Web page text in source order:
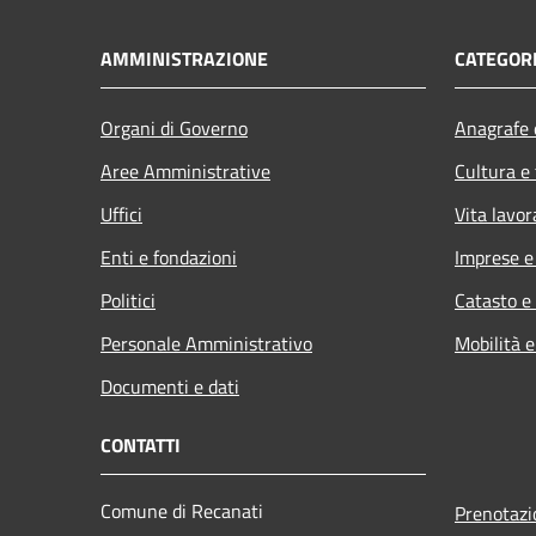
AMMINISTRAZIONE
Organi di Governo
Aree Amministrative
Uffici
Enti e fondazioni
Politici
Personale Amministrativo
Documenti e dati
Cultura
Vita
Imprese
Catasto
Mobilità
CONTATTI
Comune di Recanati